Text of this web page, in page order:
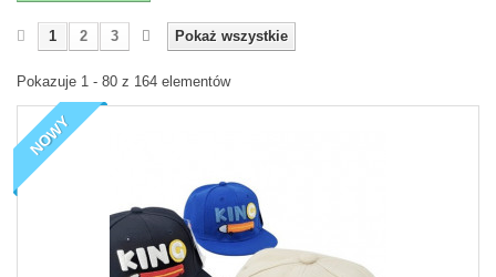
Pokaż wszystkie
1 2 3
Pokazuje 1 - 80 z 164 elementów
NOWY